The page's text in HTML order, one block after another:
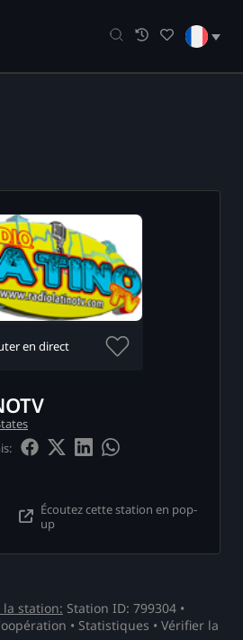
en direct
Écoutez cette station en pop-
up
station: Station ID: 799304 •
• Statistiques • Vérifier la